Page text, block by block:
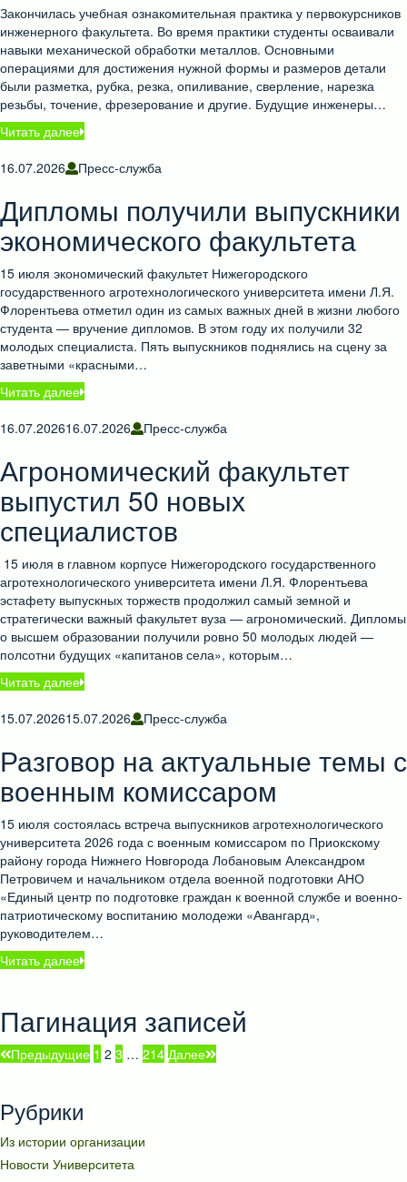
Закончилась учебная ознакомительная практика у первокурсников
инженерного факультета. Во время практики студенты осваивали
навыки механической обработки металлов. Основными
операциями для достижения нужной формы и размеров детали
были разметка, рубка, резка, опиливание, сверление, нарезка
резьбы, точение, фрезерование и другие. Будущие инженеры…
Читать далее
16.07.2026
Пресс-служба
Дипломы получили выпускники
экономического факультета
15 июля экономический факультет Нижегородского
государственного агротехнологического университета имени Л.Я.
Флорентьева отметил один из самых важных дней в жизни любого
студента — вручение дипломов. В этом году их получили 32
молодых специалиста. Пять выпускников поднялись на сцену за
заветными «красными…
Читать далее
16.07.202616.07.2026 Пресс-служба
Агрономический факультет
выпустил 50 новых
специалистов
15 июля в главном корпусе Нижегородского государственного
агротехнологического университета имени Л.Я. Флорентьева
эстафету выпускных торжеств продолжил самый земной и
стратегически важный факультет вуза — агрономический. Дипломы
о высшем образовании получили ровно 50 молодых людей —
полсотни будущих «капитанов села», которым…
Читать далее
15.07.202615.07.2026 Пресс-служба
Разговор на актуальные темы с
военным комиссаром
15 июля состоялась встреча выпускников агротехнологического
университета 2026 года с военным комиссаром по Приокскому
району города Нижнего Новгорода Лобановым Александром
Петровичем и начальником отдела военной подготовки АНО
«Единый центр по подготовке граждан к военной службе и военно-
патриотическому воспитанию молодежи «Авангард»,
руководителем…
Читать далее
Пагинация записей
Предыдущие 1 2 3 … 214 Далее
Рубрики
Из истории организации
Новости Университета